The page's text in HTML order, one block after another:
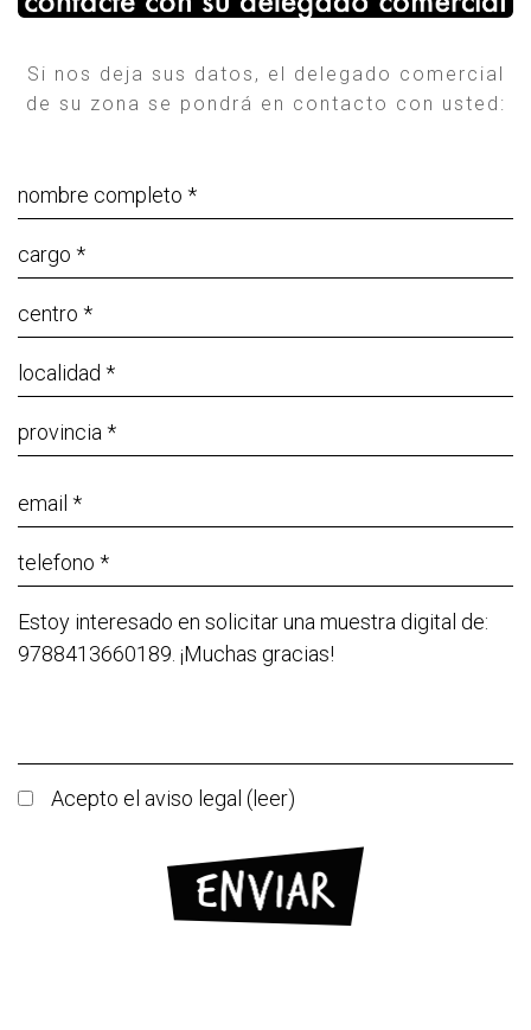
Si nos deja sus datos, el delegado comercial
de su zona se pondrá en contacto con usted:
Acepto el aviso legal (leer)